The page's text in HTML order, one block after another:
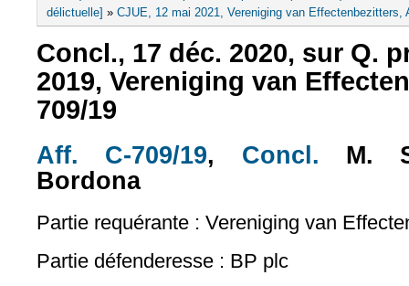
délictuelle] » CJUE, 12 mai 2021, Vereniging van Effectenbezitters,
Concl., 17 déc. 2020, sur Q.
2019, Vereniging van
709/19
Aff. C-709/19 (le lien est externe)
, Concl. (le lien
M.
Bordona
Partie requérante : Vereniging van
Partie défenderesse : BP plc